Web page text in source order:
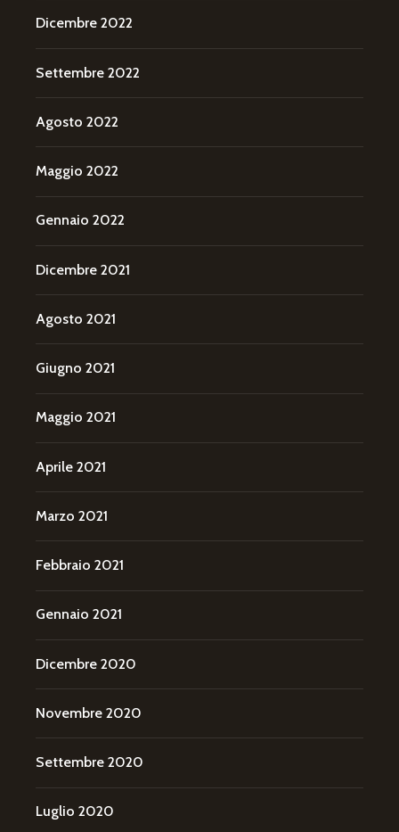
Dicembre 2022
Settembre 2022
Agosto 2022
Maggio 2022
Gennaio 2022
Dicembre 2021
Agosto 2021
Giugno 2021
Maggio 2021
Aprile 2021
Marzo 2021
Febbraio 2021
Gennaio 2021
Dicembre 2020
Novembre 2020
Settembre 2020
Luglio 2020